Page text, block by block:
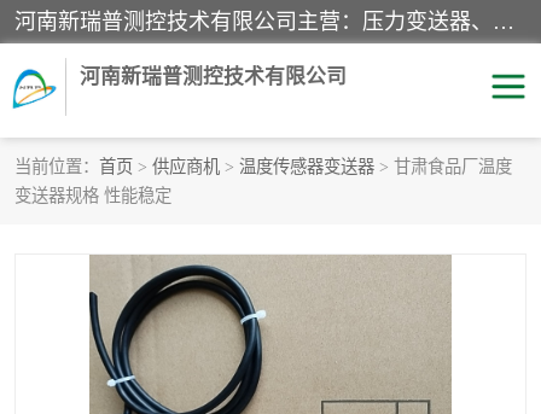
河南新瑞普测控技术有限公司主营：压力变送器、液位变送器、差压变送器、雷达料位计、电容物位计、温度显示控制仪表、电量变送器、流量计、工业自动化系统成套设备。
河南新瑞普测控技术有限公司
当前位置： 首页 > 供应商机 > 温度传感器变送器 > 甘肃食品厂温度
变送器规格 性能稳定
霍尼韦尔压力变送器
1151/3351产品分类 精巧型压力变送器
液位变送器
标准型工业压力变送器 罐旁显示仪